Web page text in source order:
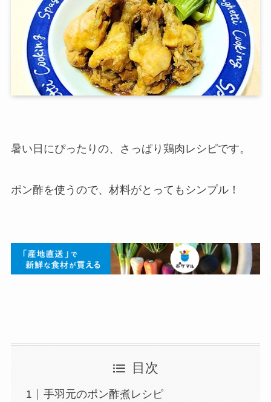
暑い日にぴったりの、さっぱり鶏肉レシピです。
ポン酢を使うので、材料がとってもシンプル！
目次
手羽元のポン酢煮レシピ